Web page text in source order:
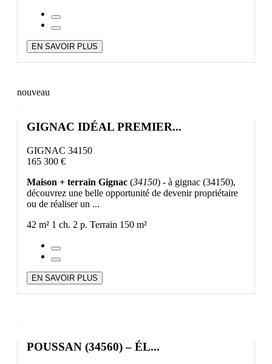
EN SAVOIR PLUS
nouveau
GIGNAC IDÉAL PREMIER...
GIGNAC 34150
165 300 €
Maison + terrain Gignac (34150) - à gignac (34150),
découvrez une belle opportunité de devenir propriétaire
ou de réaliser un ...
42 m² 1 ch. 2 p. Terrain 150 m²
EN SAVOIR PLUS
POUSSAN (34560) – ÉL...